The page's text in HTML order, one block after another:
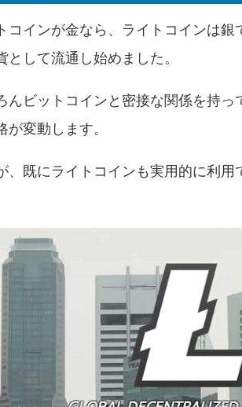
コインが金なら、ライトコインは
して流通し始めました。
んビットコインと密接な関係を持
変動します。
、既にライトコインも実用的に利